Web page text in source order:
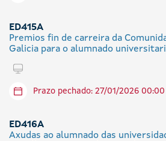
ED415A
Premios fin de carreira da
Galicia para o alumnado
Tramitar en liña
Prazo pechado: 27/01/2026
ED416A
Axudas ao alumnado das